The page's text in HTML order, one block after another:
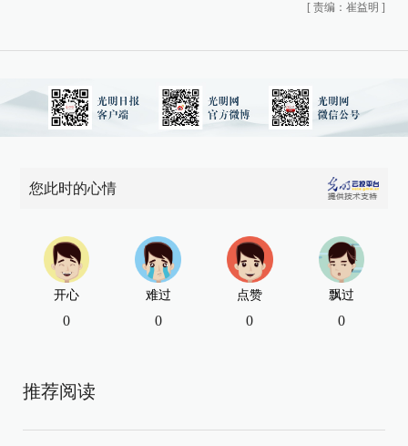
[ 责编：崔益明 ]
您此时的心情
开心
0
难过
0
点赞
0
飘过
0
推荐阅读